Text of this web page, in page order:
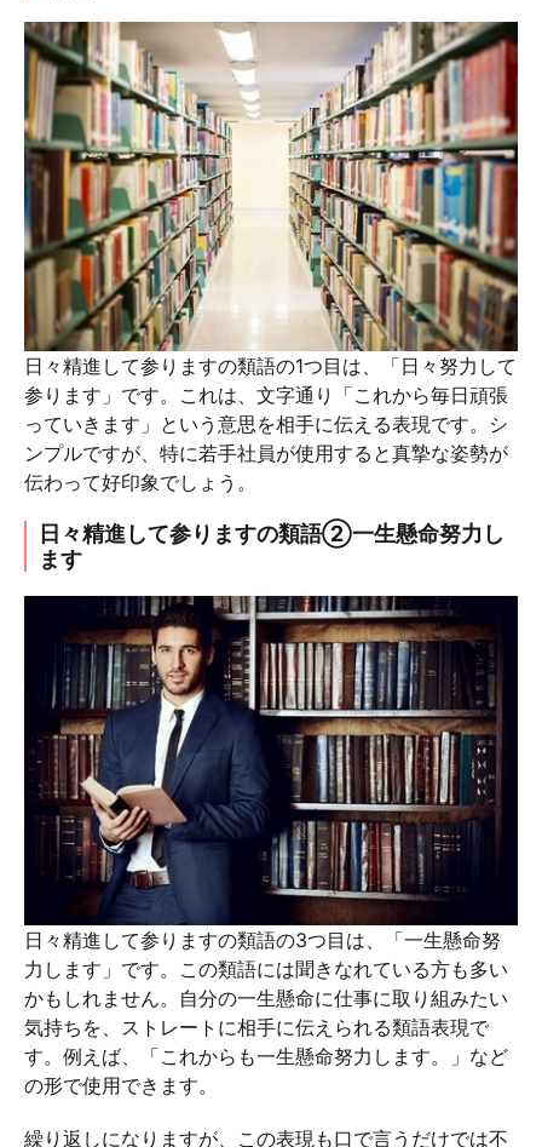
日々精進して参りますの類語の1つ目は、「日々努力して
参ります」です。これは、文字通り「これから毎日頑張
っていきます」という意思を相手に伝える表現です。シ
ンプルですが、特に若手社員が使用すると真摯な姿勢が
伝わって好印象でしょう。
日々精進して参りますの類語②一生懸命努力し
ます
日々精進して参りますの類語の3つ目は、「一生懸命努
力します」です。この類語には聞きなれている方も多い
かもしれません。自分の一生懸命に仕事に取り組みたい
気持ちを、ストレートに相手に伝えられる類語表現で
す。例えば、「これからも一生懸命努力します。」など
の形で使用できます。
繰り返しになりますが、この表現も口で言うだけでは不